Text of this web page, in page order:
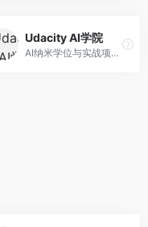
Udacity AI学院
AI纳米学位与实战项目平台，专注于职业导向学习。面向AI从业者，提供机器学习、深度学习、计算机视觉等纳米学位，项目实战性强。